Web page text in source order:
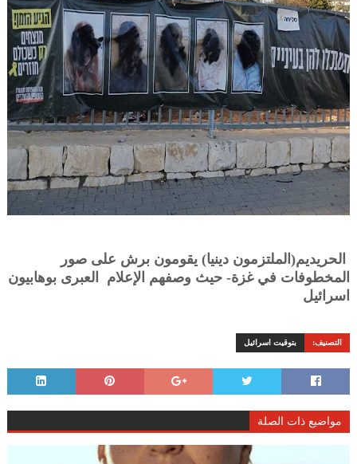
الحريديم(الملتزمون دينيا) يقومون برش على صور
المخطوفات في غزة- حيث وصفهم الإعلام العبرى بوهابيون
اسرائيل
التصنيف: بتوقيت اسرائيل
مواضيع ذات الصلة